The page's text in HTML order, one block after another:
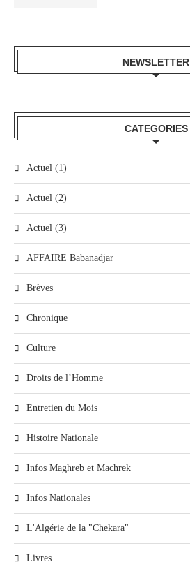
NEWSLETTER
CATEGORIES
Actuel (1)
Actuel (2)
Actuel (3)
AFFAIRE Babanadjar
Brèves
Chronique
Culture
Droits de l’Homme
Entretien du Mois
Histoire Nationale
Infos Maghreb et Machrek
Infos Nationales
L'Algérie de la "Chekara"
Livres